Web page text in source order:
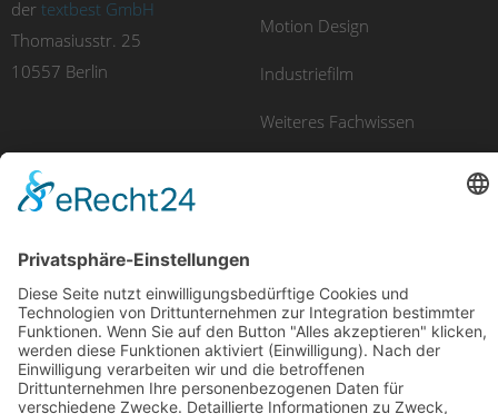
der textbest GmbH
Thomasiusstr. 25
10557 Berlin
Motion Design
Industriefilm
Weiteres Fachwissen
UNSERE PRODUKTE
Imagefilm
Erklärvideo
Recruitingfilm
Produktfilm
Luftaufnahmen
E-Learning
Videomarketing